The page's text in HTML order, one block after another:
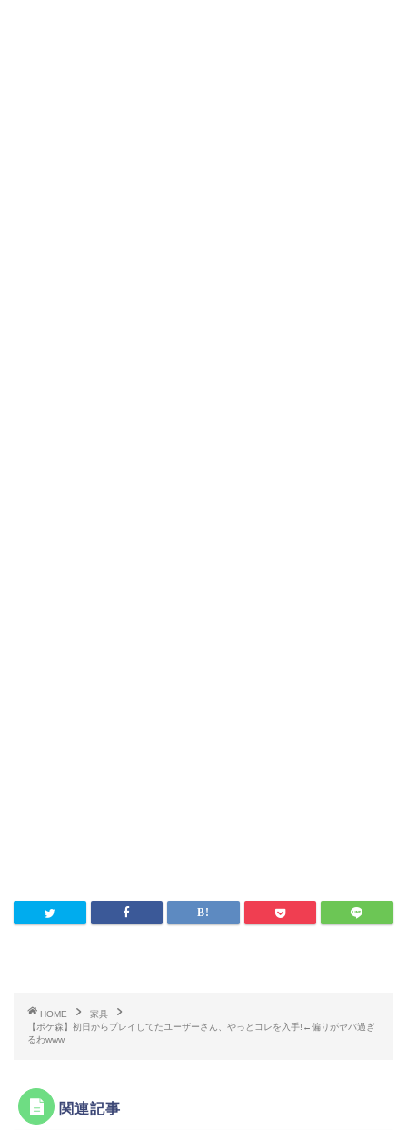
HOME
家具
【ポケ森】初日からプレイしてたユーザーさん、やっとコレを入手!←偏りがヤバ過ぎ
るわwww
関連記事